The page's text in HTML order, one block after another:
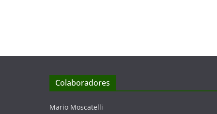
Colaboradores
Mario Moscatelli